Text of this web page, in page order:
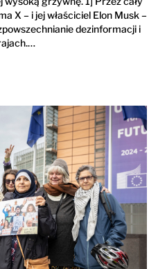
X – i jej właściciel Elon Musk –
dezinformacji i